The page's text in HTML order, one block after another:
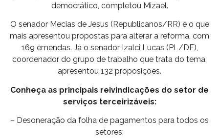
democrático, completou Mizael.
O senador Mecias de Jesus (Republicanos/RR) é o que
mais apresentou propostas para alterar a reforma, com
169 emendas. Já o senador Izalci Lucas (PL/DF),
coordenador do grupo de trabalho que trata do tema,
apresentou 132 proposições.
Conheça as principais reivindicações do setor de
serviços terceirizáveis:
– Desoneração da folha de pagamentos para todos os
setores;